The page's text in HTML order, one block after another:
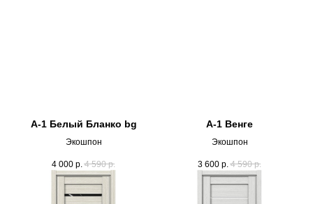
А-1 Белый Бланко bg
Экошпон
4 000 р. 4 590 р.
А-1 Венге
Экошпон
3 600 р. 4 590 р.